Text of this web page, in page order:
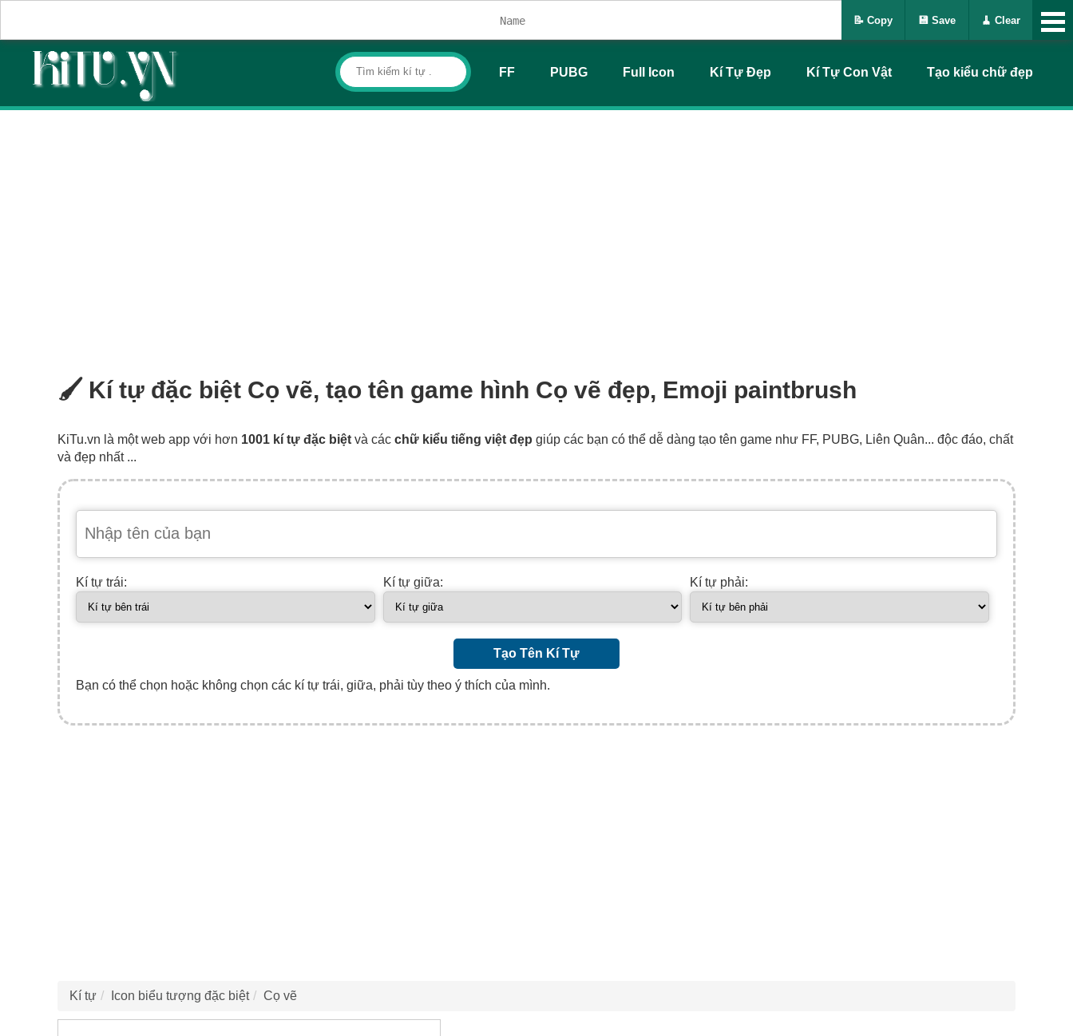
FF PUBG Full Icon Kí Tự Đẹp Kí Tự Con Vật Tạo kiểu chữ đẹp
🖌 Kí tự đặc biệt Cọ vẽ, tạo tên game hình Cọ vẽ đẹp, Emoji paintbrush
KiTu.vn là một web app với hơn 1001 kí tự đặc biệt và các chữ kiểu tiếng việt đẹp giúp các bạn có thể dễ dàng tạo tên game như FF, PUBG, Liên Quân... độc đáo, chất
và đẹp nhất ...
Kí tự trái: Kí tự giữa: Kí tự phải:
Tạo Tên Kí Tự
Bạn có thể chọn hoặc không chọn các kí tự trái, giữa, phải tùy theo ý thích của mình.
Kí tự Icon biểu tượng đặc biệt Cọ vẽ
📝 Copy 💾 Save 🧹 Clear